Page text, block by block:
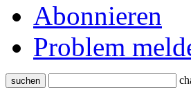
Abonnieren
Problem
suchen